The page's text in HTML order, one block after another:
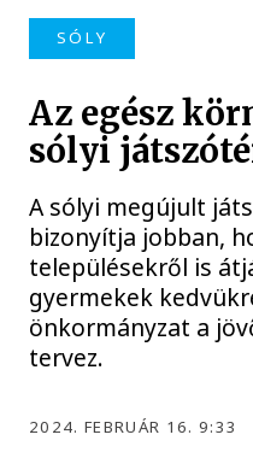
SÓLY
Az egész
sólyi
A sólyi megújult
bizonyítja jobban,
településekről is
gyermekek
önkormányzat a
tervez.
2024. FEBRUÁR 16. 9:33